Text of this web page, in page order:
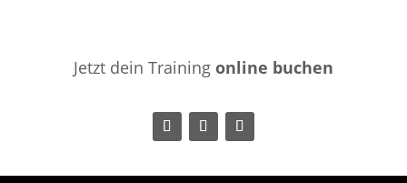
Jetzt dein Training online buchen